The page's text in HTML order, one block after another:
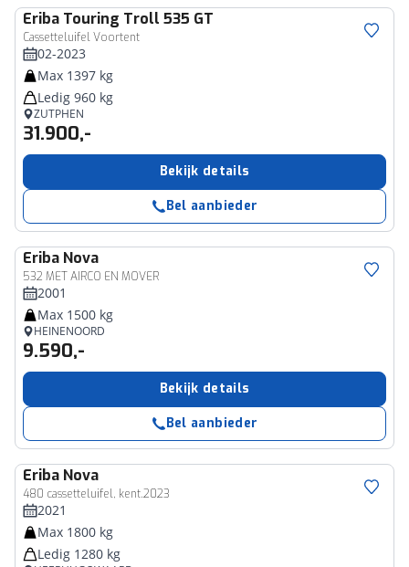
Eriba Touring Troll 535 GT
Cassetteluifel Voortent
02-2023
Max 1397 kg
Ledig 960 kg
ZUTPHEN
31.900,-
Bekijk details
Bel aanbieder
Eriba Nova
532 MET AIRCO EN MOVER
2001
Max 1500 kg
HEINENOORD
9.590,-
Bekijk details
Bel aanbieder
Eriba Nova
480 cassetteluifel, kent.2023
2021
Max 1800 kg
Ledig 1280 kg